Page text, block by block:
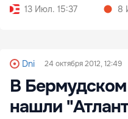
13 Июл. 15:37
8
Dni 24 октября 2012, 12:49
В Бермудском
нашли